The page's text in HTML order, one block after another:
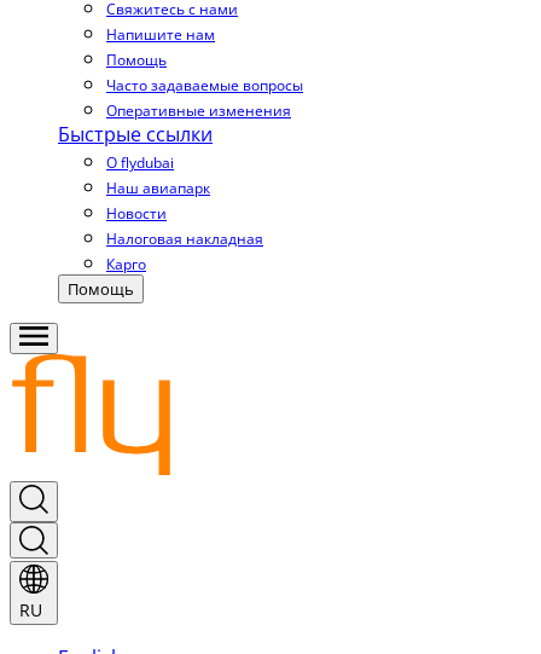
Свяжитесь с нами
Напишите нам
Помощь
Часто задаваемые вопросы
Оперативные изменения
Быстрые ссылки
О flydubai
Наш авиапарк
Новости
Налоговая накладная
Карго
Помощь
RU